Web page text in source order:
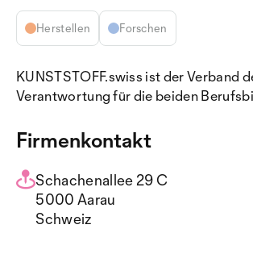
Herstellen Forschen
KUNSTSTOFF.swiss ist der
Verantwortung für die beiden
Firmenkontakt
Schachenallee 29 C
5000 Aarau
Schweiz